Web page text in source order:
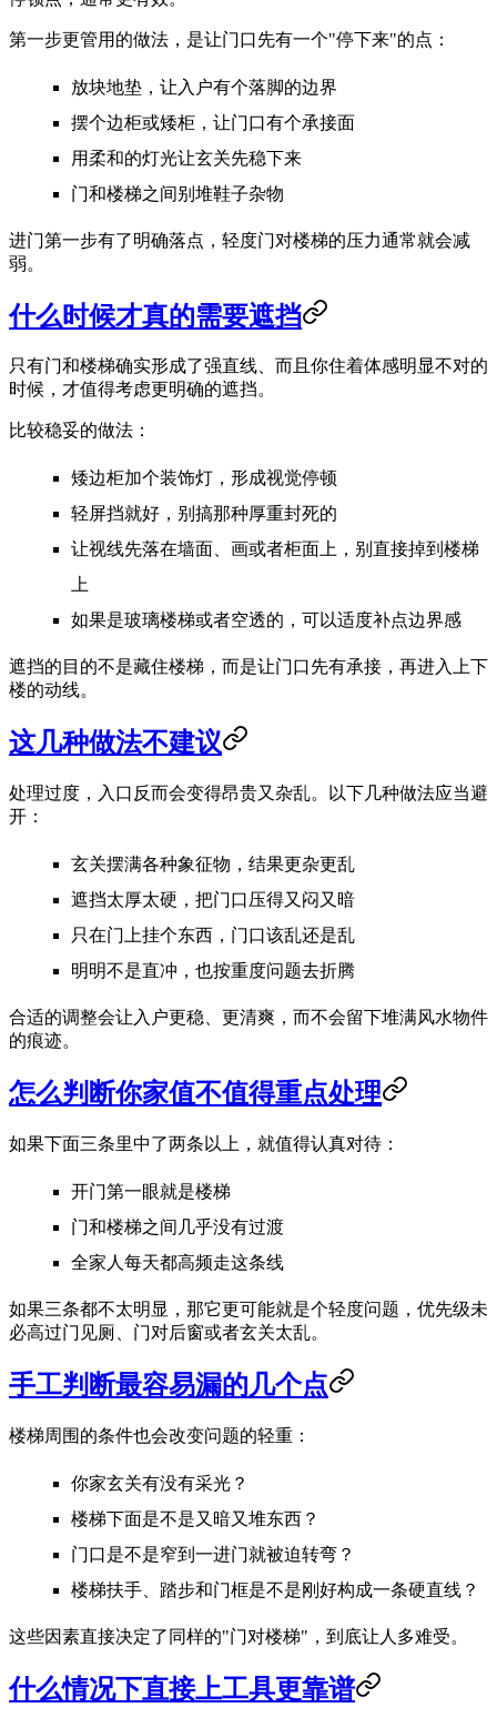
第一步更管用的做法，是让门口先有一个"停下来"的点：
放块地垫，让入户有个落脚的边界
摆个边柜或矮柜，让门口有个承接面
用柔和的灯光让玄关先稳下来
门和楼梯之间别堆鞋子杂物
进门第一步有了明确落点，轻度门对楼梯的压力通常就会减
弱。
什么时候才真的需要遮挡
只有门和楼梯确实形成了强直线、而且你住着体感明显不对的
时候，才值得考虑更明确的遮挡。
比较稳妥的做法：
矮边柜加个装饰灯，形成视觉停顿
轻屏挡就好，别搞那种厚重封死的
让视线先落在墙面、画或者柜面上，别直接掉到楼梯
上
如果是玻璃楼梯或者空透的，可以适度补点边界感
遮挡的目的不是藏住楼梯，而是让门口先有承接，再进入上下
楼的动线。
这几种做法不建议
处理过度，入口反而会变得昂贵又杂乱。以下几种做法应当避
开：
玄关摆满各种象征物，结果更杂更乱
遮挡太厚太硬，把门口压得又闷又暗
只在门上挂个东西，门口该乱还是乱
明明不是直冲，也按重度问题去折腾
合适的调整会让入户更稳、更清爽，而不会留下堆满风水物件
的痕迹。
怎么判断你家值不值得重点处理
如果下面三条里中了两条以上，就值得认真对待：
开门第一眼就是楼梯
门和楼梯之间几乎没有过渡
全家人每天都高频走这条线
如果三条都不太明显，那它更可能就是个轻度问题，优先级未
必高过门见厕、门对后窗或者玄关太乱。
手工判断最容易漏的几个点
楼梯周围的条件也会改变问题的轻重：
你家玄关有没有采光？
楼梯下面是不是又暗又堆东西？
门口是不是窄到一进门就被迫转弯？
楼梯扶手、踏步和门框是不是刚好构成一条硬直线？
这些因素直接决定了同样的"门对楼梯"，到底让人多难受。
什么情况下直接上工具更靠谱